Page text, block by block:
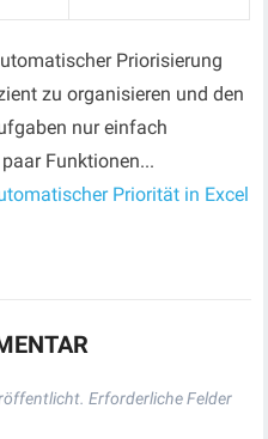
Priorisierung
zu organisieren und den
nur einfach
Funktionen...
Priorität in Excel
Erforderliche Felder